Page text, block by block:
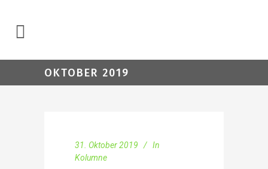
OKTOBER 2019
31. Oktober 2019
In
Kolumne